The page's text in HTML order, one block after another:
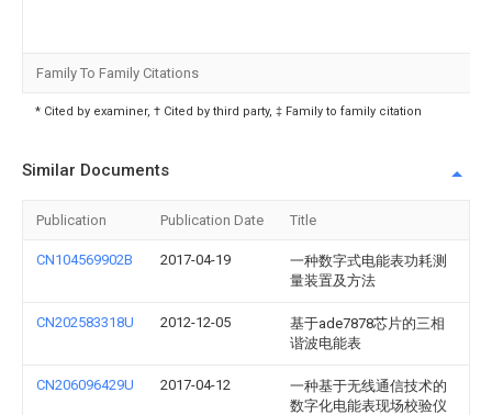
Family To Family Citations
* Cited by examiner, † Cited by third party, ‡ Family to family citation
Similar Documents
Publication Publication Date Title
CN104569902B 2017-04-19
一种数字式电能表功耗测
量装置及方法
CN202583318U 2012-12-05
基于ade7878芯片的三相
谐波电能表
CN206096429U 2017-04-12
一种基于无线通信技术的
数字化电能表现场校验仪